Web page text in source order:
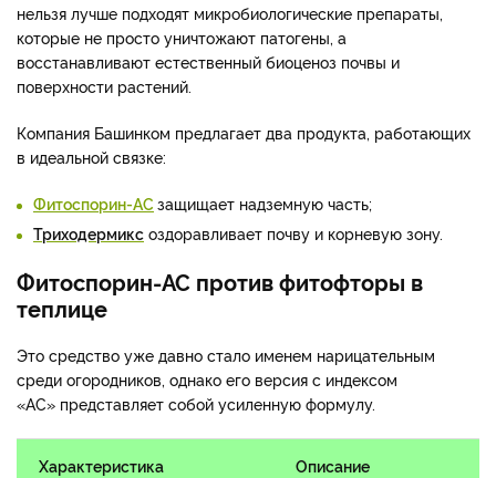
нельзя лучше подходят микробиологические препараты,
которые не просто уничтожают патогены, а
восстанавливают естественный биоценоз почвы и
поверхности растений.
Компания Башинком предлагает два продукта, работающих
в идеальной связке:
Фитоспорин-АС защищает надземную часть;
Триходермикс оздоравливает почву и корневую зону.
Фитоспорин-АС против фитофторы в
теплице
Это средство уже давно стало именем нарицательным
среди огородников, однако его версия с индексом
«АС» представляет собой усиленную формулу.
Характеристика Описание